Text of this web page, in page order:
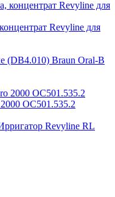
Revyline для
Braun Oral-B
OC501.535.2
Revyline RL